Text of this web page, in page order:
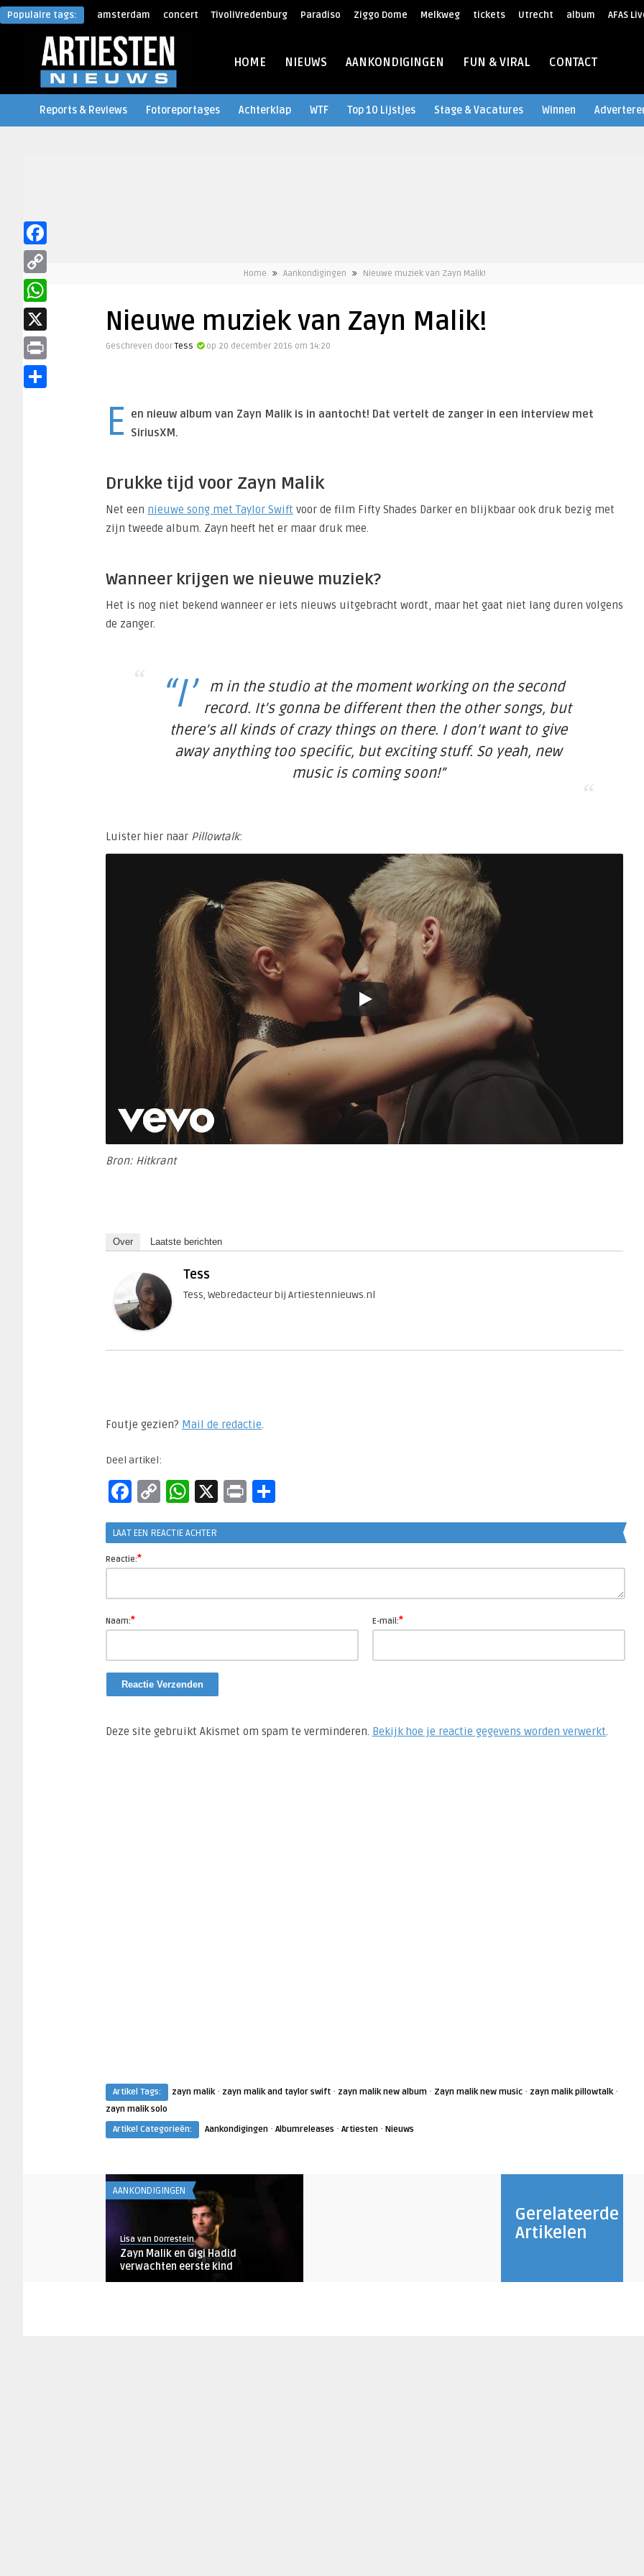
Populaire tags: amsterdam concert TivoliVredenburg Paradiso Ziggo Dome Melkweg tickets Utrecht album AFAS
HOME NIEUWS AANKONDIGINGEN FUN & VIRAL CONTACT
Reports & Reviews Fotoreportages Achterklap WTF Top 10 Lijstjes Stage & Vacatures Winnen
Home Aankondigingen Nieuwe muziek van Zayn Malik!
Nieuwe muziek van Zayn Malik!
Geschreven doorTess op 20 december 2016 om 14:20
E
en nieuw album van Zayn Malik is in aantocht! Dat vertelt de zanger in een interview met
SiriusXM.
Drukke tijd voor Zayn Malik
Net een nieuwe song met Taylor Swift voor de film Fifty Shades Darker en blijkbaar ook druk bezig met
zijn tweede album. Zayn heeft het er maar druk mee.
Wanneer krijgen we nieuwe muziek?
Het is nog niet bekend wanneer er iets nieuws uitgebracht wordt, maar het gaat niet lang duren volgens
de zanger.
“I’
m in the studio at the moment working on the second
record. It’s gonna be different then the other songs, but
there’s all kinds of crazy things on there. I don’t want to give
away anything too specific, but exciting stuff. So yeah, new
music is coming soon!”
Luister hier naar Pillowtalk:
Bron: Hitkrant
Over Laatste berichten
Tess
Tess, Webredacteur bij Artiestennieuws.nl
Foutje gezien? Mail de redactie.​
Deel artikel:
Facebook
CopyWhatsApp
X Print
LAAT EEN REACTIE ACHTER
Reactie:*
Naam:* E-mail:*
Deze site gebruikt Akismet om spam te verminderen. Bekijk hoe je reactie gegevens worden verwerkt.
Artikel Tags: zayn malik· zayn malik and taylor swift · zayn malik new album · Zayn malik new music · zayn malik pillowtalk·
zayn malik solo
Artikel Categorieën:
Aankondigingen · Albumreleases · Artiesten · Nieuws
Gerelateerde
Artikelen
AANKONDIGINGEN
Lisa van Dorrestein
Zayn Malik en Gigi Hadid
verwachten eerste kind
Facebook
Copy
Link
WhatsApp
X
Print